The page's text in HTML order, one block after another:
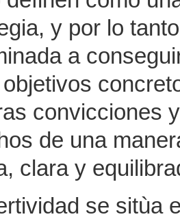
y por lo
a
convicciones
de una
clara y
se sitùa